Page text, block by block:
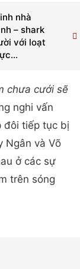
nhà
– shark
với loạt
chưa cưới sẽ
nghi vấn
đôi tiếp tục bị
Ngân và Võ
ở các sự
trên sóng